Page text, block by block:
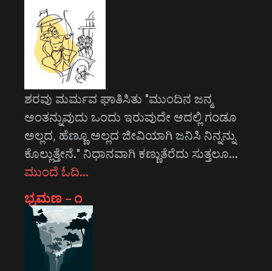
ಶರವು ಮರ್ಮವ ಘಾತಿಸಿತು "ಮುಂದಿನ ಜನ್ಮ
ಅಂತನ್ನುವುದು ಒಂದು ಇರುವುದೇ ಆದಲ್ಲಿ ಗಂಡೂ
ಅಲ್ಲದ, ಹೆಣ್ಣೂ ಅಲ್ಲದ ಜೀವಿಯಾಗಿ ಜನಿಸಿ ನಿನ್ನನ್ನು
ಕೊಲ್ಲುತ್ತೇನೆ." ನಿಧಾನವಾಗಿ ಕಣ್ಣುತೆರೆದು ಸುತ್ತಲೂ…
ಮುಂದೆ ಓದಿ…
ಭ್ರಮಣ – ೧